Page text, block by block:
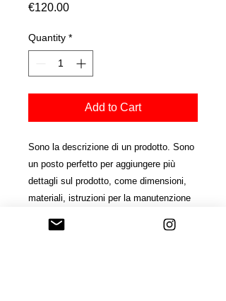
€120.00Price
Quantity *
Add to Cart
Sono la descrizione di un prodotto. Sono
un posto perfetto per aggiungere più
dettagli sul prodotto, come dimensioni,
materiali, istruzioni per la manutenzione